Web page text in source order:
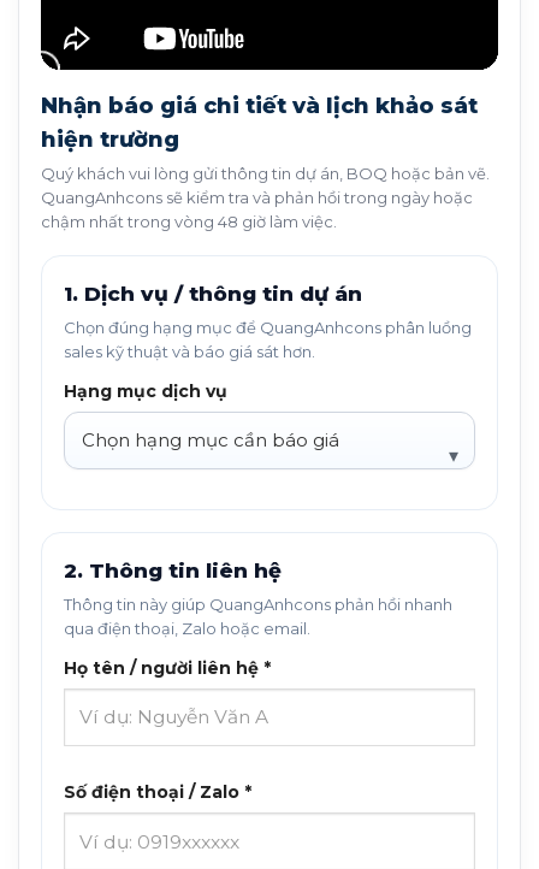
Nhận báo giá chi tiết và lịch khảo sát
hiện trường
Quý khách vui lòng gửi thông tin dự án, BOQ hoặc bản vẽ.
QuangAnhcons sẽ kiểm tra và phản hồi trong ngày hoặc
chậm nhất trong vòng 48 giờ làm việc.
1. Dịch vụ / thông tin dự án
Chọn đúng hạng mục để QuangAnhcons phân luồng
sales kỹ thuật và báo giá sát hơn.
Hạng mục dịch vụ
2. Thông tin liên hệ
Thông tin này giúp QuangAnhcons phản hồi nhanh
qua điện thoại, Zalo hoặc email.
Họ tên / người liên hệ *
Số điện thoại / Zalo *